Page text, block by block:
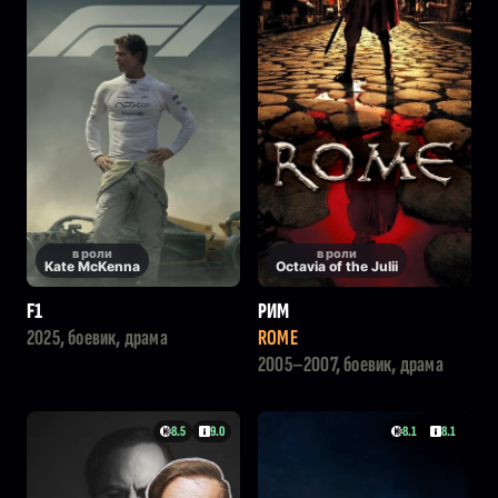
в роли
Kate McKenna
F1
2025, боевик, драма
в роли
Octavia of the Julii
РИМ
ROME
2005–2007, боевик, драма
8.5 9.0 8.1 8.1